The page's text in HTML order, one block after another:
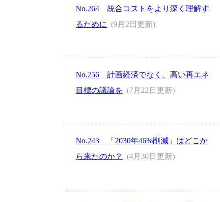
No.264 統合コストをより深く理解す
るために
(9月2日更新)
No.256 計画経済でなく、高い再エネ
目標の議論を (7月22日更新)
No.243 「2030年46%削減」はどこか
ら来たのか？
(4月30日更新)